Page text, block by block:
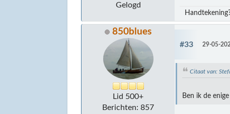
Gelogd
850blues
Lid 500+
Berichten: 857
#33 29-05-
Citaat van:
Ben ik de